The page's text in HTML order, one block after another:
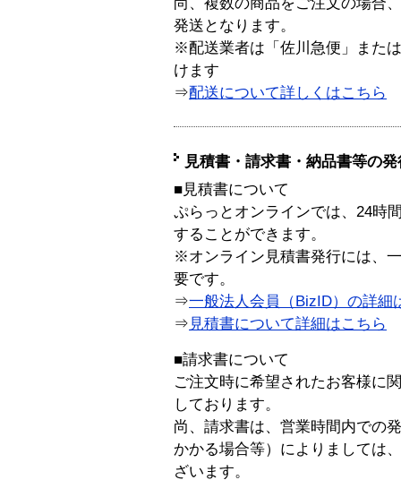
尚、複数の商品をご注文の場合
発送となります。
※配送業者は「佐川急便」また
けます
⇒配送について詳しくはこちら
見積書・請求書・納品書等の
■見積書について
ぷらっとオンラインでは、24時
することができます。
※オンライン見積書発行には、
要です。
⇒一般法人会員（BizID）の詳細
⇒ 見積書について詳細はこちら
■請求書について
ご注文時に希望されたお客様に
しております。
尚、請求書は、営業時間内での
かかる場合等）によりましては
ざいます。